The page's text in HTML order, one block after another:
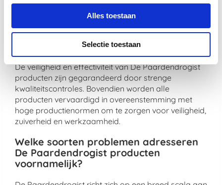
Alles toestaan
Selectie toestaan
maximale gezondheidsvoordelen te bieden.
veiligheid en effectiviteit van zijn
De veiligheid en effectiviteit van De Paardendrogist
producten zijn gegarandeerd door strenge
kwaliteitscontroles. Bovendien worden alle
producten vervaardigd in overeenstemming met
hoge productienormen om te zorgen voor veiligheid,
zuiverheid en werkzaamheid.
Welke soorten problemen adresseren
De Paardendrogist producten
voornamelijk?